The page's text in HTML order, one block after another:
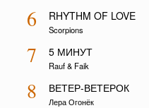
6 RHYTHM OF LOVE
Scorpions
7 5 МИНУТ
Rauf & Faik
8 ВЕТЕР-ВЕТЕРОК
Лера Огонёк